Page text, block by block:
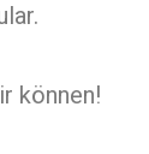
können!